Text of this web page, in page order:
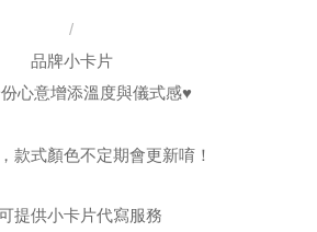
/
品牌小卡片
心意增添溫度與儀式感♥
款式顏色不定期會更新唷！
提供小卡片代寫服務